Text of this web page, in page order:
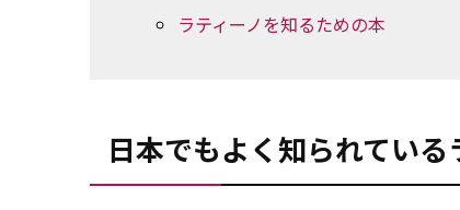
ラティーノを知るための本
日本でもよく知られてい